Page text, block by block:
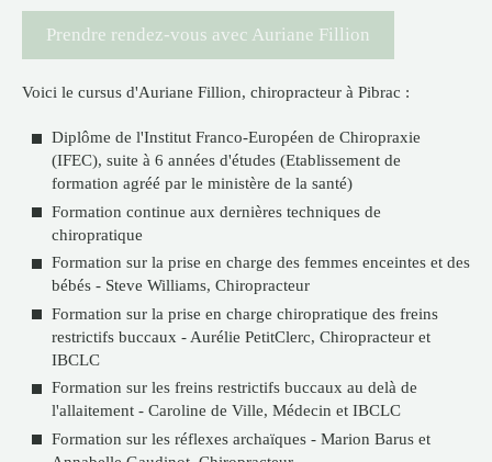
Prendre rendez-vous avec Auriane Fillion
Voici le cursus d'Auriane Fillion, chiropracteur à Pibrac :
Diplôme de l'Institut Franco-Européen de Chiropraxie
(IFEC), suite à 6 années d'études (Etablissement de
formation agréé par le ministère de la santé)
Formation continue aux dernières techniques de
chiropratique
Formation sur la prise en charge des femmes enceintes et des
bébés - Steve Williams, Chiropracteur
Formation sur la prise en charge chiropratique des freins
restrictifs buccaux - Aurélie PetitClerc, Chiropracteur et
IBCLC
Formation sur les freins restrictifs buccaux au delà de
l'allaitement - Caroline de Ville, Médecin et IBCLC
Formation sur les réflexes archaïques - Marion Barus et